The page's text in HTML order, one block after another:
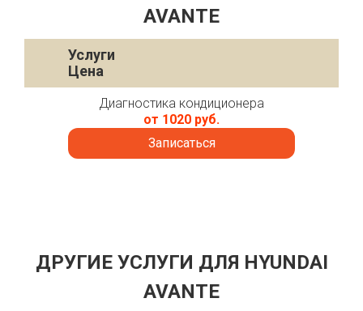
AVANTE
Услуги
Цена
Диагностика кондиционера
от 1020 руб.
Записаться
ДРУГИЕ УСЛУГИ ДЛЯ HYUNDAI
AVANTE